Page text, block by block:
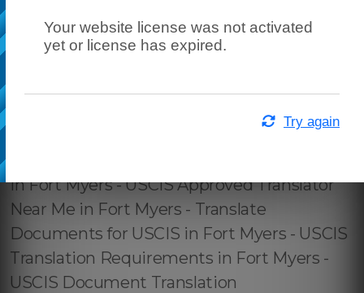
Your website license was not activated
yet or license has expired.
Try again